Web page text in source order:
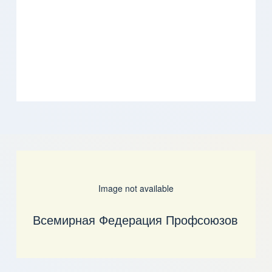
Image not available
Всемирная Федерация Профсоюзов